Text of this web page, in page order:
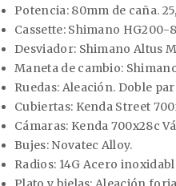
Potencia:80mm de caña.
Cassette:Shimano HG200-8
Desviador: Shimano Altus
Maneta de cambio:
Ruedas: Aleación. Doble
Cubiertas: Kenda Street
Cámaras: Kenda 700x28c
Bujes:Novatec Alloy.
Radios: 14G Acero